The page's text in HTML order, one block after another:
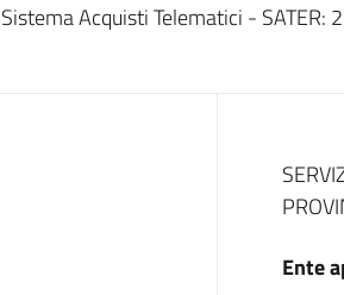
Acquisti Telematici - SATER:
Ente